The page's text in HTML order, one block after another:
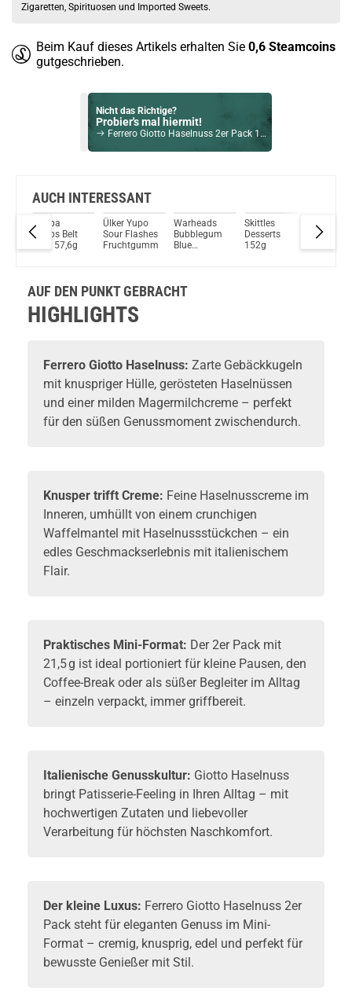
Zigaretten, Spirituosen und Imported Sweets.
Beim Kauf dieses Artikels erhalten Sie 0,6 Steamcoins
gutgeschrieben.
Nicht das Richtige?
Probier's mal hiermit!
Ferrero Giotto Haselnuss 2er Pack 10x 21,5g
Durstlöscher Sauerkirsche Zitrone Erfrischungsgetränk 24x500ml
Du willst Kröten sparen?
Schau mal hier!
Vaptio Pado Pod System Kit Blau
AUCH INTERESSANT
Chupa
Chups Belt
Sour 57,6g
Ülker Yupo
Sour Flashes
Fruchtgummis
Warheads
Bubblegum
Blue
Skittles
Desserts
152g
Saure
AUF DEN PUNKT GEBRACHT
HIGHLIGHTS
Ferrero Giotto Haselnuss: Zarte Gebäckkugeln
mit knuspriger Hülle, gerösteten Haselnüssen
und einer milden Magermilchcreme – perfekt
für den süßen Genussmoment zwischendurch.
Knusper trifft Creme: Feine Haselnusscreme im
Inneren, umhüllt von einem crunchigen
Waffelmantel mit Haselnussstückchen – ein
edles Geschmackserlebnis mit italienischem
Flair.
Praktisches Mini-Format: Der 2er Pack mit
21,5 g ist ideal portioniert für kleine Pausen, den
Coffee-Break oder als süßer Begleiter im Alltag
– einzeln verpackt, immer griffbereit.
Italienische Genusskultur: Giotto Haselnuss
bringt Patisserie-Feeling in Ihren Alltag – mit
hochwertigen Zutaten und liebevoller
Verarbeitung für höchsten Naschkomfort.
Der kleine Luxus: Ferrero Giotto Haselnuss 2er
Pack steht für eleganten Genuss im Mini-
Format – cremig, knusprig, edel und perfekt für
bewusste Genießer mit Stil.